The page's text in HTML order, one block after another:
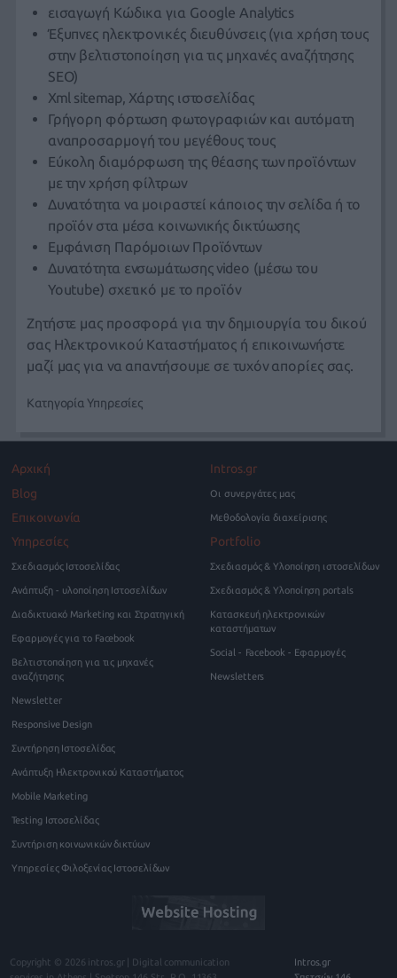
εισαγωγή Κώδικα για Google Analytics
Έξυπνες ηλεκτρονικές διευθύνσεις (για χρήση τους
στην βελτιστοποίηση για τις μηχανές αναζήτησης
SEO)
Xml sitemap, Χάρτης ιστοσελίδας
Γρήγορη φόρτωση φωτογραφιών και αυτόματη
αναπροσαρμογή του μεγέθους τους
Εύκολη διαμόρφωση της θέασης των προϊόντων
με την χρήση φίλτρων
Δυνατότητα να μοιραστεί κάποιος την σελίδα ή το
προϊόν στα μέσα κοινωνικής δικτύωσης
Εμφάνιση Παρόμοιων Προϊόντων
Δυνατότητα ενσωμάτωσης video (μέσω του
Youtube) σχετικό με το προϊόν
Ζητήστε μας προσφορά για την δημιουργία του δικού
σας Ηλεκτρονικού Καταστήματος ή επικοινωνήστε
μαζί μας για να απαντήσουμε σε τυχόν απορίες σας.
Κατηγορία Υπηρεσίες
Αρχική
Blog
Επικοινωνία
Intros.gr
Οι συνεργάτες μας
Μεθοδολογία διαχείρισης
Υπηρεσίες
Σχεδιασμός Ιστοσελίδας
Ανάπτυξη - υλοποίηση Ιστοσελίδων
Διαδικτυακό Marketing και Στρατηγική
Εφαρμογές για το Facebook
Βελτιστοποίηση για τις μηχανές
αναζήτησης
Newsletter
Responsive Design
Συντήρηση Ιστοσελίδας
Ανάπτυξη Ηλεκτρονικού Καταστήματος
Mobile Marketing
Testing Ιστοσελίδας
Συντήριση κοινωνικών δικτύων
Υπηρεσίες Φιλοξενίας Ιστοσελίδων
Portfolio
Σχεδιασμός & Υλοποίηση ιστοσελίδων
Σχεδιασμός & Υλοποίηση portals
Κατασκευή ηλεκτρονικών
καταστήματων
Social - Facebook - Εφαρμογές
Newsletters
Intros.gr
Copyright © 2026 intros.gr | Digital communication